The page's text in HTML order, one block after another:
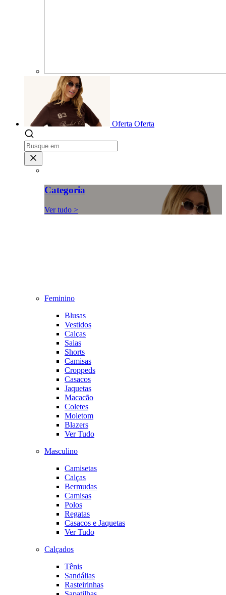
Oferta Oferta
Categoria
Ver tudo >
Feminino
Blusas
Vestidos
Calças
Saias
Shorts
Camisas
Croppeds
Casacos
Jaquetas
Macacão
Coletes
Moletom
Blazers
Ver Tudo
Masculino
Camisetas
Calças
Bermudas
Camisas
Polos
Regatas
Casacos e Jaquetas
Ver Tudo
Calçados
Tênis
Sandálias
Rasteirinhas